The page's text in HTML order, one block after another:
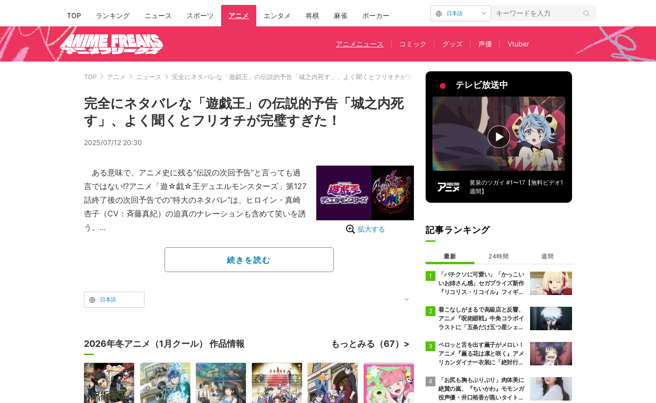
TOP ランキング ニュース スポーツ アニメ エンタメ 将棋 麻雀 ポーカー 日本語
アニメニュース コミック グッズ 声優 Vtuber
TOP アニメ ニュース 完全にネタバレな「遊戯王」の伝説的予告「城之内死す」、よく聞くとフリオチが完璧すぎた！
完全にネタバレな「遊戯王」の伝説的予告「城之内死
す」、よく聞くとフリオチが完璧すぎた！
2025/07/12 20:30
拡大する
ある意味で、アニメ史に残る“伝説の次回予告”と言っても過
言ではない!?アニメ「遊☆戯☆王デュエルモンスターズ」第127
話終了後の次回予告での“特大のネタバレ”は、ヒロイン・真崎
杏子（CV：斉藤真紀）の迫真のナレーションも含めて笑いを誘
う。
ズ」は、『週刊少年ジャンプ』（集英社）で連載されていた高
橋和希氏による大ヒット漫画が原作。ゲーム好きの高校生・武
とカードゲームなどで決闘（デュエル）を繰り広げるストーリ
ーだ。劇場版アニメや、主人公を一新した後続シリーズも制作
続きを読む
日本語
2026年冬アニメ（1月クール） 作品情報 もっとみる（67）
テレビ放送中
黄泉のツガイ #1〜17【無料ビデオ1
週間】
記事ランキング
最新 24時間 週間
「バチクソに可愛い」「かっこい
いお姉さん感」セガプライズ新作
『リコリス・リコイル』フィギュ
着こなしがまるで高級店と反響、
アニメ『呪術廻戦』牛角コラボイ
ラストに「五条だけ五つ星シェ
ペロッと舌を出す薫子がメロい！
アニメ『薫る花は凛と咲く』アメ
リカンダイナー衣装に「絶対行き
「お尻も胸もぷりぷり」肉体美に
絶賛の嵐、『ちいかわ』モモンガ
役声優・井口裕香が黒いタイトウ